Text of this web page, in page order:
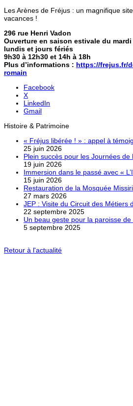
Les Arènes de Fréjus : un magnifique
vacances !
296 rue Henri Vadon
Ouverture en saison estivale du
lundis et jours fériés
9h30 à 12h30 et 14h à 18h
Plus d’informations : https://frejus.fr/
romain
Facebook
X
LinkedIn
Gmail
Histoire & Patrimoine
« Fréjus libérée ! » : appel à
25 juin 2026
Plein succès pour les Journées de
19 juin 2026
Immersion dans le passé avec «
15 juin 2026
Restauration de la Mosquée
27 mars 2026
JEP : Visite du Circuit des Métiers
22 septembre 2025
Un beau geste pour la paroisse de
5 septembre 2025
Retour à l'actualité